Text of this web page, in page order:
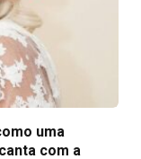
uma
com a